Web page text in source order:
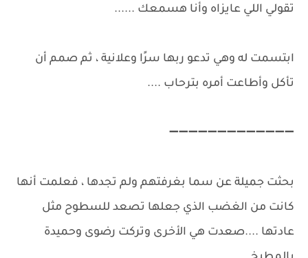
تقولي اللي عايزاه وأنا هسمعك ......
ابتسمت له وهي تدعو ربها سرًا وعلانية ، ثم صمم أن
تأكل وأطاعت أمره بترحاب ....
➖➖➖➖➖➖➖➖➖➖➖➖➖
بحثت جميلة عن سما بغرفتهم ولم تجدها ، فعلمت أنها
كانت من الغضب الذي جعلها تصعد للسطوح مثل
عادتها ....صعدت هي الأخرى وتركت رضوى وحميدة